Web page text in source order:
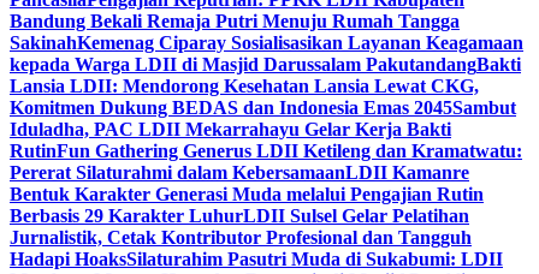
Bandung Bekali Remaja Putri Menuju Rumah Tangga
SakinahKemenag Ciparay Sosialisasikan Layanan Keagamaan
kepada Warga LDII di Masjid Darussalam PakutandangBakti
Lansia LDII: Mendorong Kesehatan Lansia Lewat CKG,
Komitmen Dukung BEDAS dan Indonesia Emas 2045Sambut
Iduladha, PAC LDII Mekarrahayu Gelar Kerja Bakti
RutinFun Gathering Generus LDII Ketileng dan Kramatwatu:
Pererat Silaturahmi dalam KebersamaanLDII Kamanre
Bentuk Karakter Generasi Muda melalui Pengajian Rutin
Berbasis 29 Karakter LuhurLDII Sulsel Gelar Pelatihan
Jurnalistik, Cetak Kontributor Profesional dan Tangguh
Hadapi HoaksSilaturahim Pasutri Muda di Sukabumi: LDII